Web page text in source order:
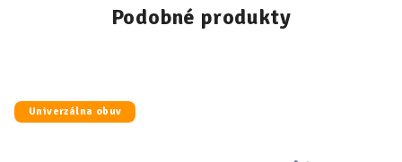
Podobné produkty
Univerzálna obuv